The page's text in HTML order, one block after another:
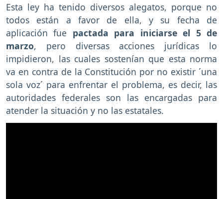
Esta ley ha tenido diversos alegatos, porque no
todos están a favor de ella, y su fecha de
aplicación fue pactada para iniciarse el 5 de
marzo, pero diversas acciones jurídicas lo
impidieron, las cuales sostenían que esta norma
va en contra de la Constitución por no existir ´una
sola voz´ para enfrentar el problema, es decir, las
autoridades federales son las encargadas para
atender la situación y no las estatales.